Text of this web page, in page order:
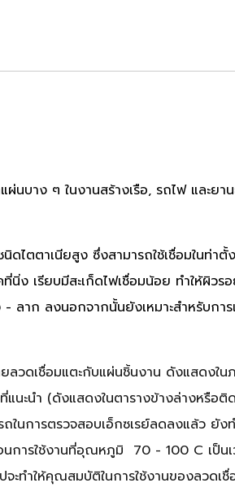
ผ่นบาง ๆ ในงานสร้างเรือ, รถไฟ และย
ดไตตาเนียสูง ซึ่งสามารถใช้เชื่อมใน
ง เรียบมีสะเก็ดไฟเชื่อมน้อย ทำให้ผิว
- ลาก ลงนอกจากนั้นยังเหมาะสำหรับก
ลวดเชื่อมแตะกับแผ่นชิ้นงาน ดังแสดงใ
ที่แนะนำ (ดังแสดงในตารางข้างล่างหรือ
ถในการตรวจสอบเอ็กซเรย์ลดลงแล้ว
นการใช้งานที่อุณหภูมิ 70 - 100 C เป็น
ะทำให้คุณสมบัติในการใช้งานของลวดเชื่